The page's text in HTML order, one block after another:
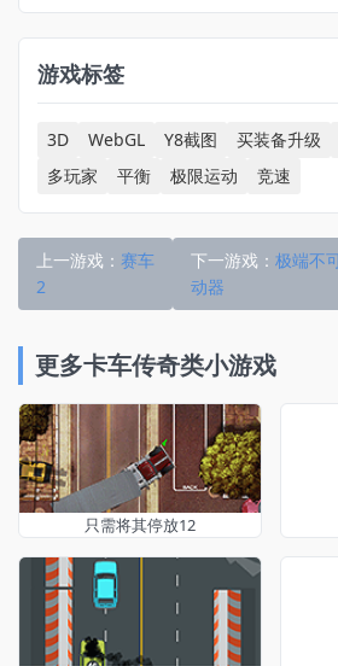
游戏标签
3D WebGL Y8截图 买装备升级
多玩家
平衡 极限运动 竞速
上一游戏： 赛车
2
下一游戏：极端不
动器
更多卡车传奇类小游戏
只需将其停放12